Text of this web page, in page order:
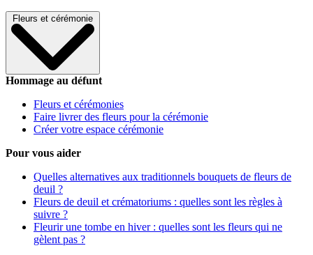
Fleurs et cérémonie
Hommage au défunt
Fleurs et cérémonies
Faire livrer des fleurs pour la cérémonie
Créer votre espace cérémonie
Pour vous aider
Quelles alternatives aux traditionnels bouquets de fleurs de
deuil ?
Fleurs de deuil et crématoriums : quelles sont les règles à
suivre ?
Fleurir une tombe en hiver : quelles sont les fleurs qui ne
gèlent pas ?